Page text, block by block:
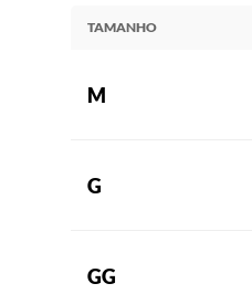
TAMANHO
M
G
GG